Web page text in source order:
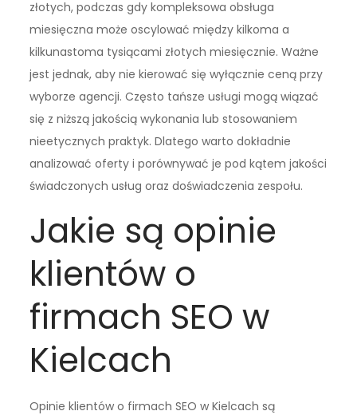
złotych, podczas gdy kompleksowa obsługa
miesięczna może oscylować między kilkoma a
kilkunastoma tysiącami złotych miesięcznie. Ważne
jest jednak, aby nie kierować się wyłącznie ceną przy
wyborze agencji. Często tańsze usługi mogą wiązać
się z niższą jakością wykonania lub stosowaniem
nieetycznych praktyk. Dlatego warto dokładnie
analizować oferty i porównywać je pod kątem jakości
świadczonych usług oraz doświadczenia zespołu.
Jakie są opinie
klientów o
firmach SEO w
Kielcach
Opinie klientów o firmach SEO w Kielcach są